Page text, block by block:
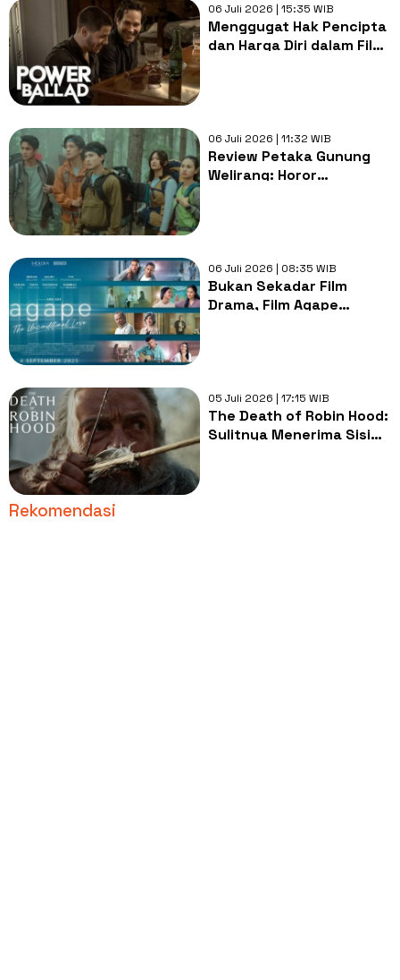
06 Juli 2026 | 15:35 WIB
Menggugat Hak Pencipta
dan Harga Diri dalam Film
06 Juli 2026 | 11:32 WIB
Review Petaka Gunung
Welirang: Horor
06 Juli 2026 | 08:35 WIB
Bukan Sekadar Film
Drama, Film Agape
05 Juli 2026 | 17:15 WIB
The Death of Robin Hood:
Sulitnya Menerima Sisi
Rekomendasi